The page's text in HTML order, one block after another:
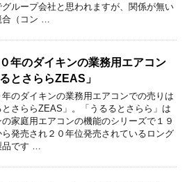
ループ会社と思われますが、関係が無い
（コン …
年のダイキンの業務用エアコン
るとさららZEAS」
年のダイキンの業務用エアコンでの売りは
とさららZEAS」。「うるるとさらら」は
の家庭用エアコンの機能のシリーズで１９
ら発売され２０年位発売されているロング
です …